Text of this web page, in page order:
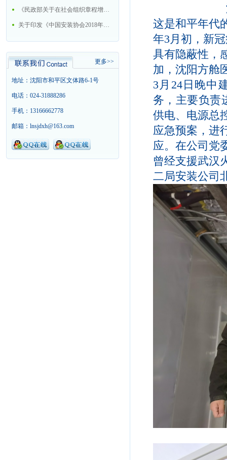
《民政部关于在社会组织章程增加党的建设和社会主义核心价值观有关内容通知》的解读
关于印发《中国安装协会2018年工作要点》的通知
更多>>
地址：沈阳市和平区文体路6-1号
电话：024-31888286
手机：13166662778
邮箱：lnsjdxh@163.com
这是和平年代
年3月初，新
具有隐蔽性，
加，沈阳方舱
3月24日晚中
务，主要负责
供电、电源总
应急预案，进
应。在公司党
曾经支援武汉
二局安装公司